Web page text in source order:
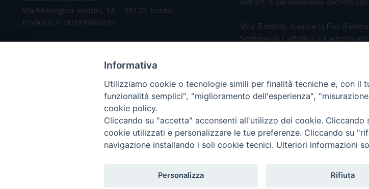
Via Monsignor Endrici, 14 – 38122 Trento
P.IVA e C.F. 00199960220
Vita Trentina, tramite la Fisc
Settimanali Cattolici), ha aderito
Privacy Policy Cookie Policy
Copyright © 2019 - Tutti i diritti riservati - Vita Trentina Editrice
Informativa
Utilizziamo cookie o tecnologie simili per finalità tecniche e, con il
funzionalità semplici", "miglioramento dell'esperienza",
cookie policy.
Cliccando su "accetta" acconsenti all'utilizzo dei cookie.
cookie utilizzati e personalizzare le tue preferenze. Cliccando su
navigazione installando i soli cookie tecnici. Ulteriori informazioni
Personalizza Rifiuta